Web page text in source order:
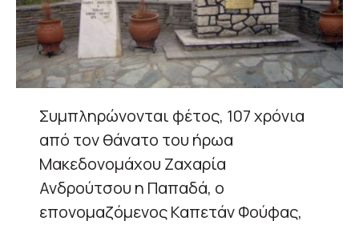
Συμπληρώνονται φέτος, 107 χρόνια
από τον θάνατο του ήρωα
Μακεδονομάχου Ζαχαρία
Ανδρούτσου η Παπαδά, ο
επονομαζόμενος Καπετάν Φούφας,